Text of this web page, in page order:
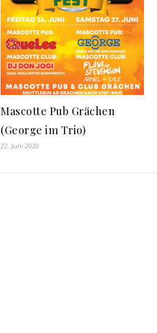
Mascotte Pub Grächen
(George im Trio)
22. Juni 2020